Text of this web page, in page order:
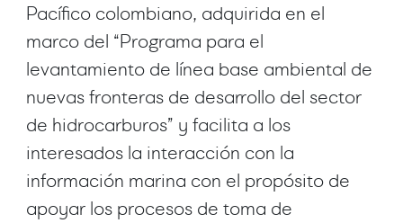
Pacífico colombiano, adquirida en el
marco del “Programa para el
levantamiento de línea base ambiental de
nuevas fronteras de desarrollo del sector
de hidrocarburos” y facilita a los
interesados la interacción con la
información marina con el propósito de
apoyar los procesos de toma de